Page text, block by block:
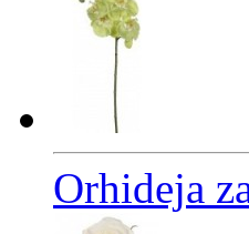
Orhideja